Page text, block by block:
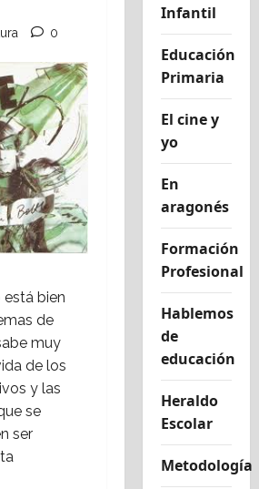
0
bien
de
muy
de los
y las
se
ser
Infantil
Educación
Primaria
El cine y
yo
En
aragonés
Formación
Profesional
Hablemos
de
educación
Heraldo
Escolar
Metodología